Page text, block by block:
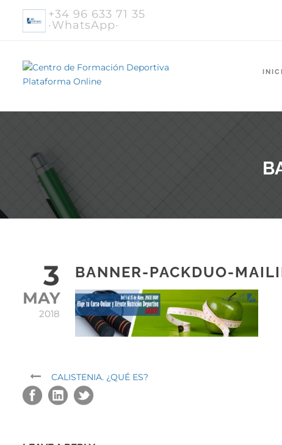
+34 96 633 71 35
·WhatsApp·
3
MAY
2018
BANNER-PACKDUO-
CALISTENIA. ¿QUÉ ES?